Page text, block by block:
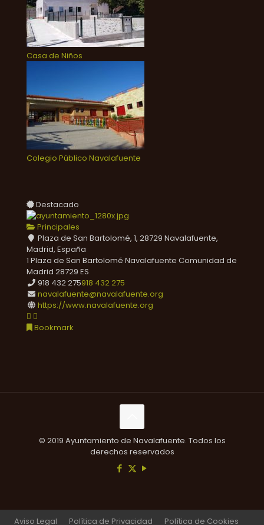
Casa de Niños
Colegio Público Navalafuente
Destacado
Principales
Plaza de San Bartolomé, 1, 28729 Navalafuente,
Madrid, España
1 Plaza de San Bartolomé Navalafuente Comunidad de
Madrid 28729 ES
918 432 275918 432 275
navalafuente@navalafuente.org
https://www.navalafuente.org
Bookmark
© 2019 Ayuntamiento de Navalafuente. Todos los
derechos reservados
Aviso Legal Política de Privacidad Política de Cookies